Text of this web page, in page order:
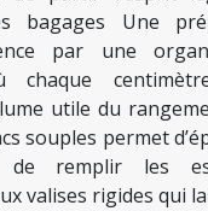
bagages Une
par une
chaque
utile du
souples permet
remplir les
valises rigides qui